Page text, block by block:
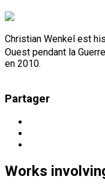
Christian Wenkel est
Ouest pendant la
en 2010.
Partager
Works